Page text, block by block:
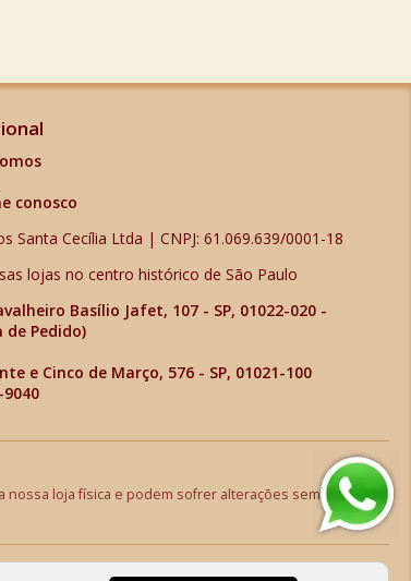
conosco
Santa Cecília Ltda | CNPJ: 61.069.639/0001-18
lojas no centro histórico de São Paulo
Basílio Jafet, 107 - SP, 01022-020 -
de Pedido)
e Cinco de Março, 576 - SP, 01021-100
9040
loja física e podem sofrer alterações sem aviso